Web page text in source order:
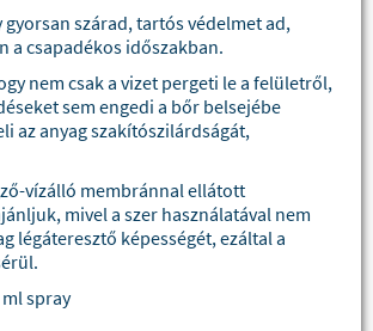
gyorsan szárad, tartós védelmet ad,
a csapadékos időszakban.
nem csak a vizet pergeti le a felületről,
sem engedi a bőr belsejébe
az anyag szakítószilárdságát,
vízálló membránnal ellátott
mivel a szer használatával nem
légáteresztő képességét, ezáltal a
ml spray